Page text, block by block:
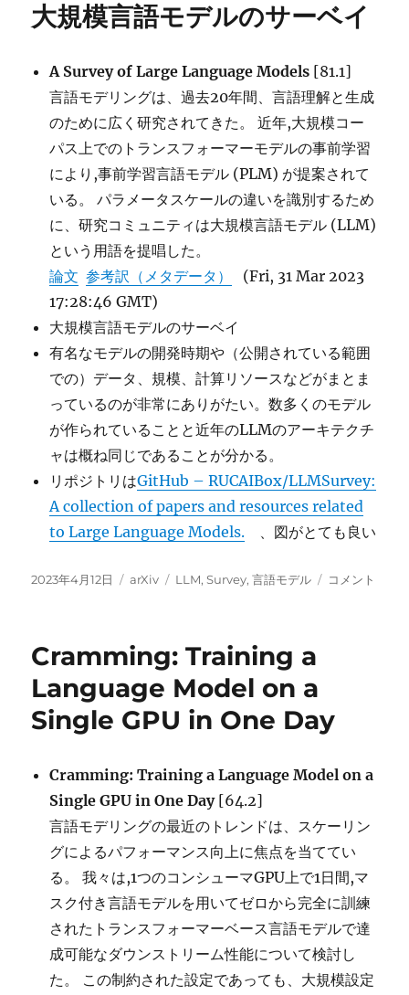
ー
of
Models-
An
Survey
に
大規模言語モデルのサーベイ
A Survey of Large Language Models [81.1]
言語モデリングは、過去20年間、言語理解と生成
のために広く研究されてきた。 近年,大規模コー
パス上でのトランスフォーマーモデルの事前学習
により,事前学習言語モデル (PLM) が提案されて
いる。 パラメータスケールの違いを識別するため
に、研究コミュニティは大規模言語モデル (LLM)
という用語を提唱した。
論文 参考訳（メタデータ）
(Fri, 31 Mar 2023
17:28:46 GMT)
大規模言語モデルのサーベイ
有名なモデルの開発時期や（公開されている範囲
での）データ、規模、計算リソースなどがまとま
っているのが非常にありがたい。数多くのモデル
が作られていることと近年のLLMのアーキテクチ
ャは概ね同じであることが分かる。
リポジトリはGitHub – RUCAIBox/LLMSurvey:
A collection of papers and resources related
to Large Language Models. 、図がとても良い
投
2023年4月12日
カ
ー
arXiv
タ
LLM,Survey,言語モデル
大
ル
の
ー
に
コメント
Cramming: Training a
Language Model on a
Single GPU in One Day
Cramming: Training a Language Model on a
Single GPU in One Day [64.2]
言語モデリングの最近のトレンドは、スケーリン
グによるパフォーマンス向上に焦点を当ててい
る。 我々は,1つのコンシューマGPU上で1日間,マ
スク付き言語モデルを用いてゼロから完全に訓練
されたトランスフォーマーベース言語モデルで達
成可能なダウンストリーム性能について検討し
た。 この制約された設定であっても、大規模設定